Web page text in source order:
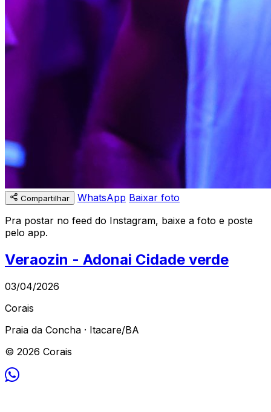
Compartilhar WhatsApp Baixar foto
Pra postar no feed do Instagram, baixe a foto e poste
pelo app.
Veraozin - Adonai Cidade verde
03/04/2026
Corais
Praia da Concha · Itacare/BA
© 2026 Corais